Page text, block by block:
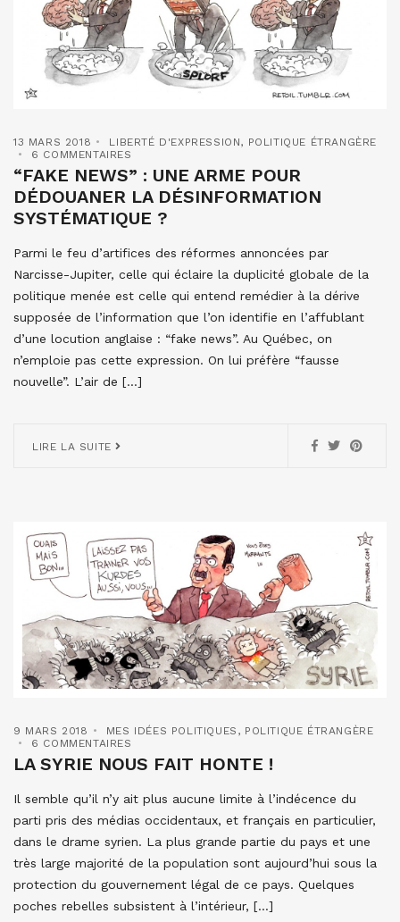
13 MARS 2018 LIBERTÉ D'EXPRESSION, POLITIQUE ÉTRANGÈRE
6 COMMENTAIRES
“FAKE NEWS” : UNE ARME POUR
DÉDOUANER LA DÉSINFORMATION
SYSTÉMATIQUE ?
Parmi le feu d’artifices des réformes annoncées par
Narcisse-Jupiter, celle qui éclaire la duplicité globale de la
politique menée est celle qui entend remédier à la dérive
supposée de l’information que l’on identifie en l’affublant
d’une locution anglaise : “fake news”. Au Québec, on
n’emploie pas cette expression. On lui préfère “fausse
nouvelle”. L’air de […]
LIRE LA SUITE
9 MARS 2018 MES IDÉES POLITIQUES , POLITIQUE ÉTRANGÈRE
6 COMMENTAIRES
LA SYRIE NOUS FAIT HONTE !
Il semble qu’il n’y ait plus aucune limite à l’indécence du
parti pris des médias occidentaux, et français en particulier,
dans le drame syrien. La plus grande partie du pays et une
très large majorité de la population sont aujourd’hui sous la
protection du gouvernement légal de ce pays. Quelques
poches rebelles subsistent à l’intérieur, […]